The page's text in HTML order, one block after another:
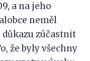
a na jeho
neměl
zúčastnit
že byly všechny